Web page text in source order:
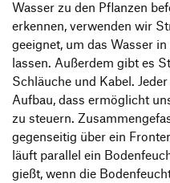
Wasser zu den Pflanzen
erkennen, verwenden wir
geeignet, um das Wasser
lassen. Außerdem gibt es
Schläuche und Kabel.
Aufbau, dass ermöglicht
zu steuern.
gegenseitig über ein
läuft parallel ein
gießt, wenn die